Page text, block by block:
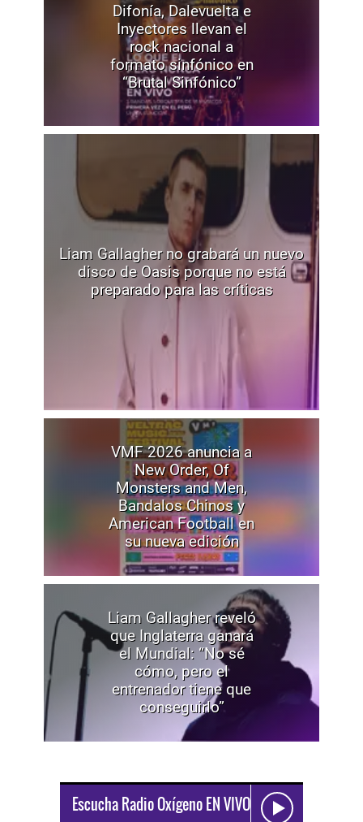
Difonía, Dalevuelta e
Inyectores llevan el
rock nacional a
formato sinfónico en
“Brutal Sinfónico”
Liam Gallagher no grabará un nuevo
disco de Oasis porque no está
preparado para las críticas
VMF 2026 anuncia a
New Order, Of
Monsters and Men,
Bandalos Chinos y
American Football en
su nueva edición
Liam Gallagher reveló
que Inglaterra ganará
el Mundial: “No sé
cómo, pero el
entrenador tiene que
conseguirlo”
Escucha Radio Oxígeno EN VIVO